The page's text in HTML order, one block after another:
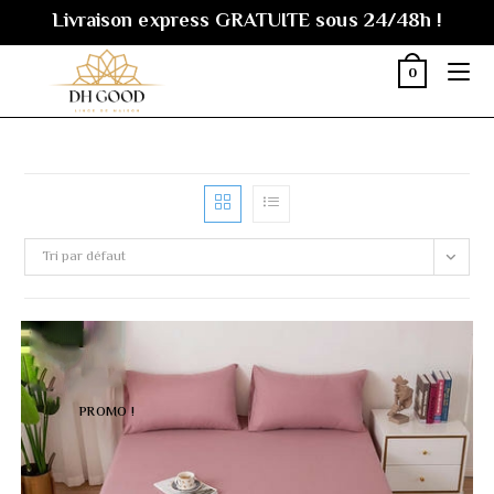
to
Livraison express GRATUITE sous 24/48h !
0
Tri par défaut
PROMO !